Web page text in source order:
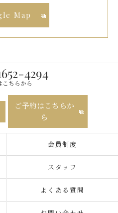
Map
4294
こちらから
ご予約はこちらか
ら
会員制度
スタッフ
よくある質問